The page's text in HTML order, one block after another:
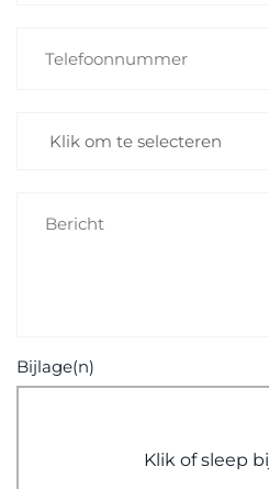
Bijlage(n)
Klik of sleep